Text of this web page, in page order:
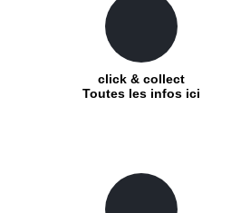
click & collect
Toutes les infos ici